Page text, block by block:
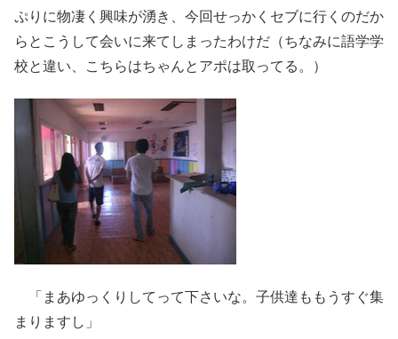
ぷりに物凄く興味が湧き、今回せっかくセブに行くのだか
らとこうして会いに来てしまったわけだ（ちなみに語学学
校と違い、こちらはちゃんとアポは取ってる。）
「まあゆっくりしてって下さいな。子供達ももうすぐ集
まりますし」